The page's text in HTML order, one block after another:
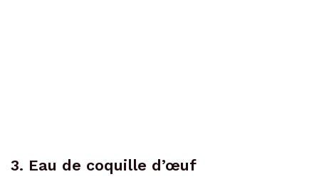
3. Eau de coquille d’œuf